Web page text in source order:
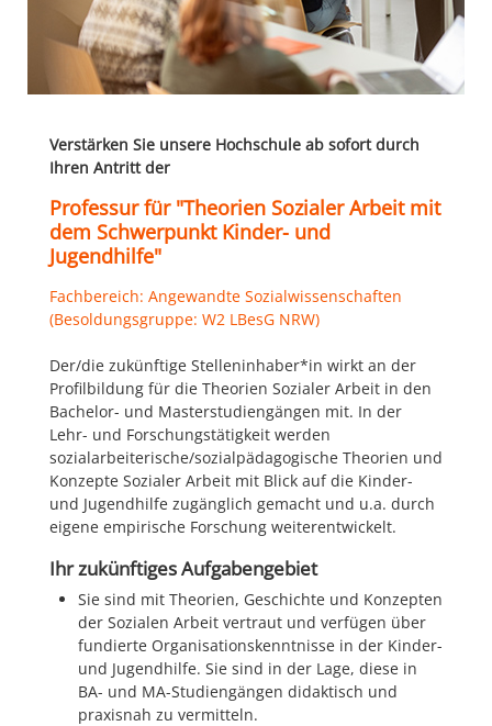
Verstärken Sie unsere Hochschule ab sofort durch
Ihren Antritt der
Professur für "Theorien Sozialer Arbeit mit
dem Schwerpunkt Kinder- und
Jugendhilfe"
Fachbereich: Angewandte Sozialwissenschaften
(Besoldungsgruppe: W2 LBesG NRW)
Der/die zukünftige Stelleninhaber*in wirkt an der
Profilbildung für die Theorien Sozialer Arbeit in den
Bachelor- und Masterstudiengängen mit. In der
Lehr- und Forschungstätigkeit werden
sozialarbeiterische/sozialpädagogische Theorien und
Konzepte Sozialer Arbeit mit Blick auf die Kinder-
und Jugendhilfe zugänglich gemacht und u.a. durch
eigene empirische Forschung weiterentwickelt.
Ihr zukünftiges Aufgabengebiet
Sie sind mit Theorien, Geschichte und Konzepten
der Sozialen Arbeit vertraut und verfügen über
fundierte Organisationskenntnisse in der Kinder-
und Jugendhilfe. Sie sind in der Lage, diese in
BA- und MA-Studiengängen didaktisch und
praxisnah zu vermitteln.